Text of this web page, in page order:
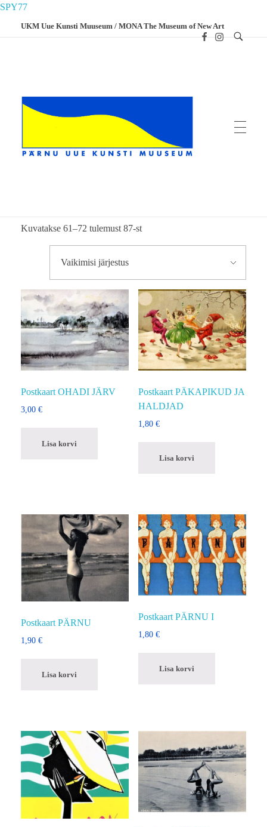
SPY77
UKM Uue Kunsti Muuseum / MONA The Museum of New Art
Postkaardid
Kuvatakse 61–72 tulemust 87-st
Postkaart OHADI JÄRV
3,00 €
Lisa korvi
Postkaart PÄKAPIKUD JA
HALDJAD
1,80 €
Lisa korvi
Postkaart PÄRNU
1,90 €
Lisa korvi
Postkaart PÄRNU I
1,80 €
Lisa korvi